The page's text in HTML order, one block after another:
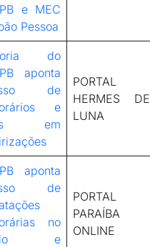
e MEC
Pessoa
do
aponta
de
e
em
PORTAL
HERMES DE
LUNA
aponta
de
no
e
PORTAL
PARAÍBA
ONLINE